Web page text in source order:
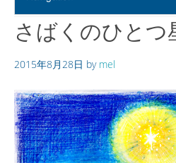
さばくのひと
2015年8月28日 by mel